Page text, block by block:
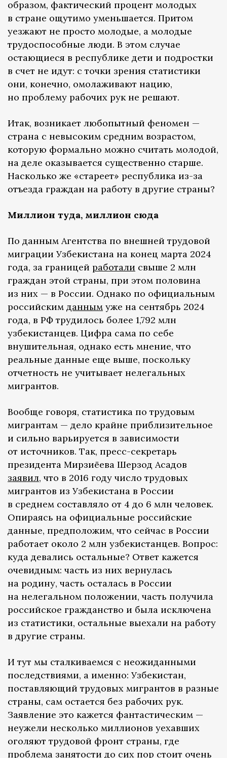
образом, фактический процент молодых
в стране ощутимо уменьшается. Притом
уезжают не просто молодые, а молодые
трудоспособные люди. В этом случае
остающиеся в республике дети и подростки
в счет не идут: с точки зрения статистики
они, конечно, омолаживают нацию,
но проблему рабочих рук не решают.
Итак, возникает любопытный феномен —
страна с невысоким средним возрастом,
которую формально можно считать молодой,
на деле оказывается существенно старше.
Насколько же «стареет» республика из-за
отъезда граждан на работу в другие страны?
Миллион туда, миллион сюда
По данным Агентства по внешней трудовой
миграции Узбекистана на конец марта 2024
года, за границей работали свыше 2 млн
граждан этой страны, при этом половина
из них — в России. Однако по официальным
российским данным уже на сентябрь 2024
года, в РФ трудилось более 1,792 млн
узбекистанцев. Цифра сама по себе
внушительная, однако есть мнение, что
реальные данные еще выше, поскольку
отчетность не учитывает нелегальных
мигрантов.
Вообще говоря, статистика по трудовым
мигрантам — дело крайне приблизительное
и сильно варьируется в зависимости
от источников. Так, пресс-секретарь
президента Мирзиёева Шерзод Асадов
заявил, что в 2016 году число трудовых
мигрантов из Узбекистана в России
в среднем составляло от 4 до 6 млн человек.
Опираясь на официальные российские
данные, предположим, что сейчас в России
работает около 2 млн узбекистанцев. Вопрос:
куда девались остальные? Ответ кажется
очевидным: часть из них вернулась
на родину, часть осталась в России
на нелегальном положении, часть получила
российское гражданство и была исключена
из статистики, остальные выехали на работу
в другие страны.
И тут мы сталкиваемся с неожиданными
последствиями, а именно: Узбекистан,
поставляющий трудовых мигрантов в разные
страны, сам остается без рабочих рук.
Заявление это кажется фантастическим —
неужели несколько миллионов уехавших
оголяют трудовой фронт страны, где
проблема занятости до сих пор стоит очень